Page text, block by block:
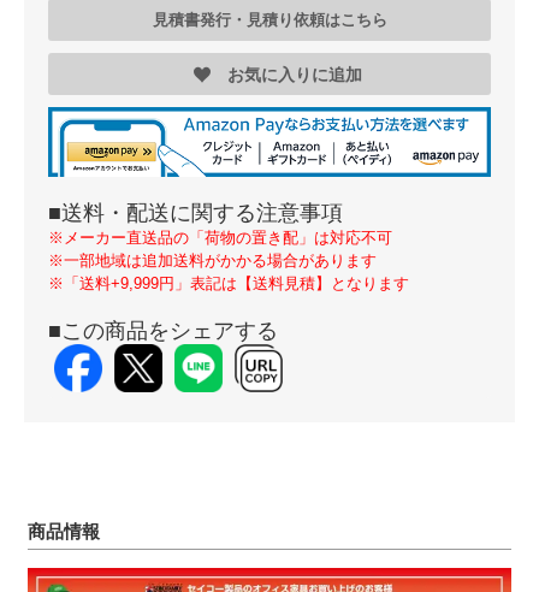
見積書発行・見積り依頼はこちら
お気に入りに追加
■送料・配送に関する注意事項
※メーカー直送品の「荷物の置き配」は対応不可
※一部地域は追加送料がかかる場合があります
※「送料+9,999円」表記は【送料見積】となります
■この商品をシェアする
商品情報